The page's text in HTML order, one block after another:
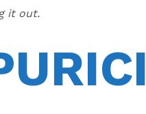
it out.